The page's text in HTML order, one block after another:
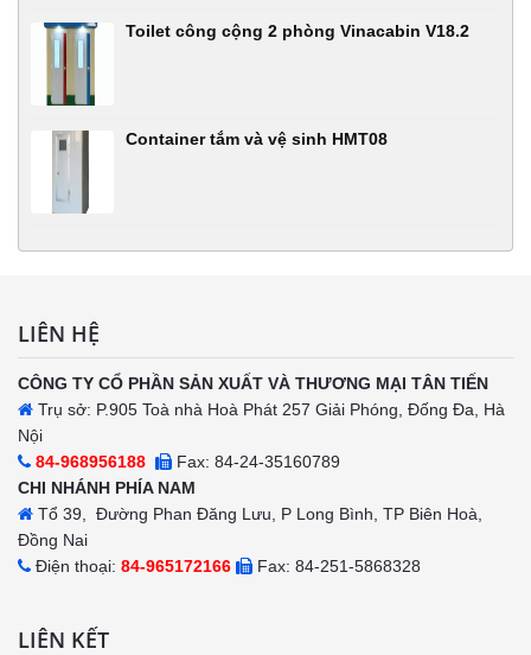
Toilet công cộng 2 phòng Vinacabin V18.2
Container tắm và vệ sinh HMT08
LIÊN HỆ
CÔNG TY CỔ PHẦN SẢN XUẤT VÀ THƯƠNG MẠI TÂN TIẾN
Trụ sở: P.905 Toà nhà Hoà Phát 257 Giải Phóng, Đống Đa, Hà
Nội
84-968956188
Fax: 84-24-35160789
CHI NHÁNH PHÍA NAM
Tổ 39, Đường Phan Đăng Lưu, P Long Bình, TP Biên Hoà,
Đồng Nai
Điện thoại: 84-965172166 Fax: 84-251-5868328
LIÊN KẾT